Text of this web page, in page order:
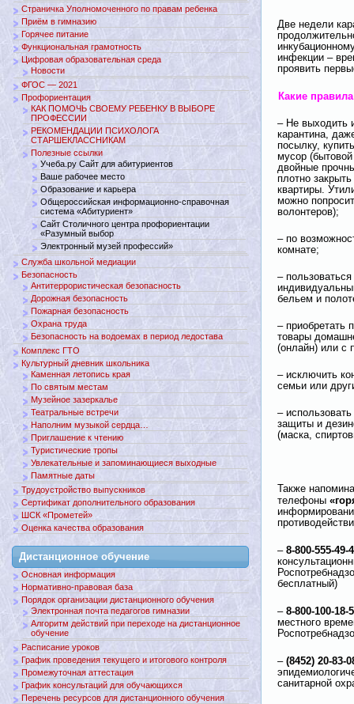
Две недели
инфекции –
проявить
Какие
– Не выходить
карантина,
посылку,
мусор
двойные
плотно
квартиры.
можно
волонтеров);
– по
комнате;
–
бельем и
– приобретать
товары
(онлайн) или с
– исключить
семьи или
–
защиты и
(маска,
Также
телефоны
–8-800-555-49-
бесплатный)
–8-800-100-18-
местного
–(8452) 20-83-
санитарной
Страничка Уполномоченного по правам ребенка
Приём в гимназию
Горячее питание
Функциональная грамотность
Цифровая образовательная среда
Новости
ФГОС — 2021
Профориентация
КАК ПОМОЧЬ СВОЕМУ РЕБЕНКУ В ВЫБОРЕ
ПРОФЕССИИ
РЕКОМЕНДАЦИИ ПСИХОЛОГА
СТАРШЕКЛАССНИКАМ
Полезные ссылки
Учеба.ру Сайт для абитуриентов
Ваше рабочее место
Образование и карьера
Общероссийская информационно-справочная
система «Абитуриент»
Сайт Столичного центра профориентации
«Разумный выбор
Электронный музей профессий»
Служба школьной медиации
Безопасность
Антитеррористическая безопасность
Дорожная безопасность
Пожарная безопасность
Охрана труда
Безопасность на водоемах в период ледостава
Комплекс ГТО
Культурный дневник школьника
Каменная летопись края
По святым местам
Музейное зазеркалье
Театральные встречи
Наполним музыкой сердца…
Приглашение к чтению
Туристические тропы
Увлекательные и запоминающиеся выходные
Памятные даты
Трудоустройство выпускников
Сертификат дополнительного образования
ШСК «Прометей»
Оценка качества образования
Дистанционное обучение
Основная информация
Нормативно-правовая база
Порядок организации дистанционного обучения
Электронная почта педагогов гимназии
Алгоритм действий при переходе на дистанционное
обучение
Расписание уроков
График проведения текущего и итогового контроля
Промежуточная аттестация
График консультаций для обучающихся
Перечень ресурсов для дистанционного обучения